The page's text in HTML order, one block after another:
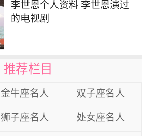
李世恩个人资料 李世恩演过
的电视剧
推荐栏目
金牛座名人 双子座名人
狮子座名人 处女座名人